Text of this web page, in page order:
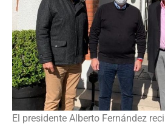
El presidente Alberto Fernández